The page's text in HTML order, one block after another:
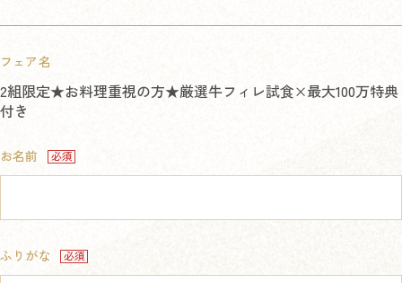
フェア名
2組限定★お料理重視の方★厳選牛フィレ試食×最大100万特典
付き
お名前
ふりがな